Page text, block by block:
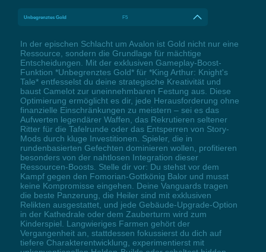
Unbegrenztes Gold F5
In der epischen Schlacht um Avalon ist Gold nicht nur eine
Ressource, sondern die Grundlage für mächtige
Entscheidungen. Mit der exklusiven Gameplay-Boost-
Funktion *Unbegrenztes Gold* für *King Arthur: Knight's
Tale* entfesselst du deine strategische Kreativität und
baust Camelot zur uneinnehmbaren Festung aus. Diese
Optimierung ermöglicht es dir, jede Herausforderung ohne
finanzielle Einschränkungen zu meistern – sei es das
Aufwerten legendärer Waffen, das Rekrutieren seltener
Ritter für die Tafelrunde oder das Entsperren von Story-
Mods durch kluge Investitionen. Spieler, die in
rundenbasierten Gefechten dominieren wollen, profitieren
besonders von der nahtlosen Integration dieser
Ressourcen-Boosts. Stelle dir vor: Du stehst vor dem
Kampf gegen den Fomorian-Gottkönig Balor und musst
keine Kompromisse eingehen. Deine Vanguards tragen
die beste Panzerung, die Heiler sind mit exklusiven
Relikten ausgestattet, und jede Gebäude-Upgrade-Option
in der Kathedrale oder dem Zauberturm wird zum
Kinderspiel. Langwieriges Farmen gehört der
Vergangenheit an, stattdessen fokussierst du dich auf
tiefere Charakterentwicklung, experimentierst mit